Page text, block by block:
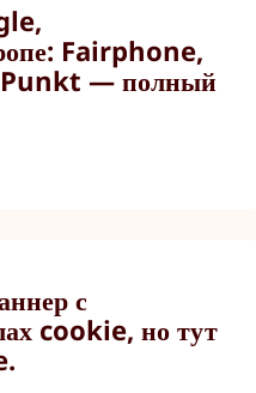
Fairphone,
— полный
с
cookie, но тут